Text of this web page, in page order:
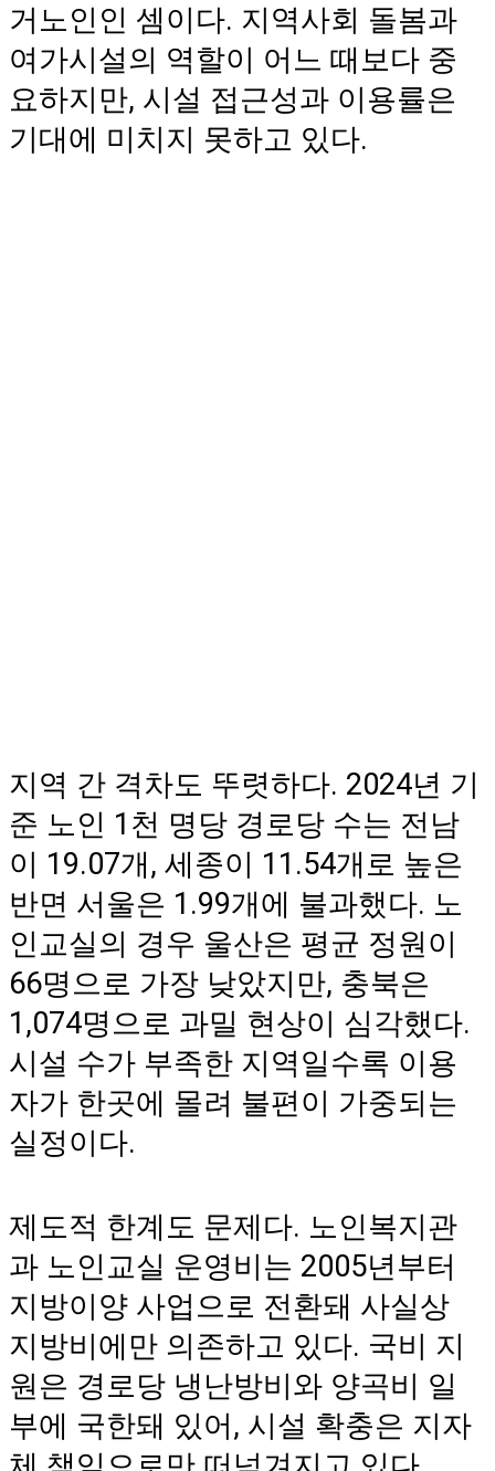
거노인인 셈이다. 지역사회 돌봄과
여가시설의 역할이 어느 때보다 중
요하지만, 시설 접근성과 이용률은
기대에 미치지 못하고 있다.
지역 간 격차도 뚜렷하다. 2024년 기
준 노인 1천 명당 경로당 수는 전남
이 19.07개, 세종이 11.54개로 높은
반면 서울은 1.99개에 불과했다. 노
인교실의 경우 울산은 평균 정원이
66명으로 가장 낮았지만, 충북은
1,074명으로 과밀 현상이 심각했다.
시설 수가 부족한 지역일수록 이용
자가 한곳에 몰려 불편이 가중되는
실정이다.
제도적 한계도 문제다. 노인복지관
과 노인교실 운영비는 2005년부터
지방이양 사업으로 전환돼 사실상
지방비에만 의존하고 있다. 국비 지
원은 경로당 냉난방비와 양곡비 일
부에 국한돼 있어, 시설 확충은 지자